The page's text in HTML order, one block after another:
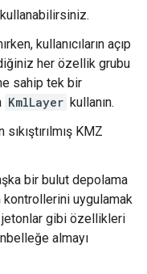
kullanabilirsiniz.
kullanıcıların açıp
her özellik grubu
sahip tek bir
KmlLayer kullanın.
KMZ
bir bulut depolama
kontrollerini uygulamak
gibi özellikleri
almayı